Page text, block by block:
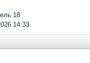
18
14:33